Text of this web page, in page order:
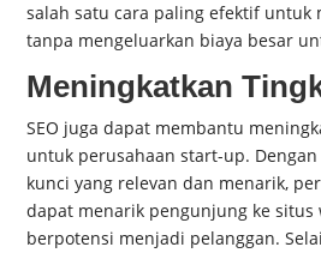
salah satu cara paling efektif untuk
tanpa mengeluarkan biaya besar
Meningkatkan
SEO juga dapat membantu
untuk perusahaan start-up.
kunci yang relevan dan menarik,
dapat menarik pengunjung ke situs
berpotensi menjadi pelanggan.